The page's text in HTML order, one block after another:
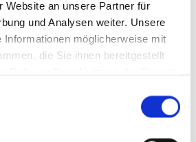
Website an unsere Partner für
und Analysen weiter. Unsere
Informationen möglicherweise mit
die Sie ihnen bereitgestellt